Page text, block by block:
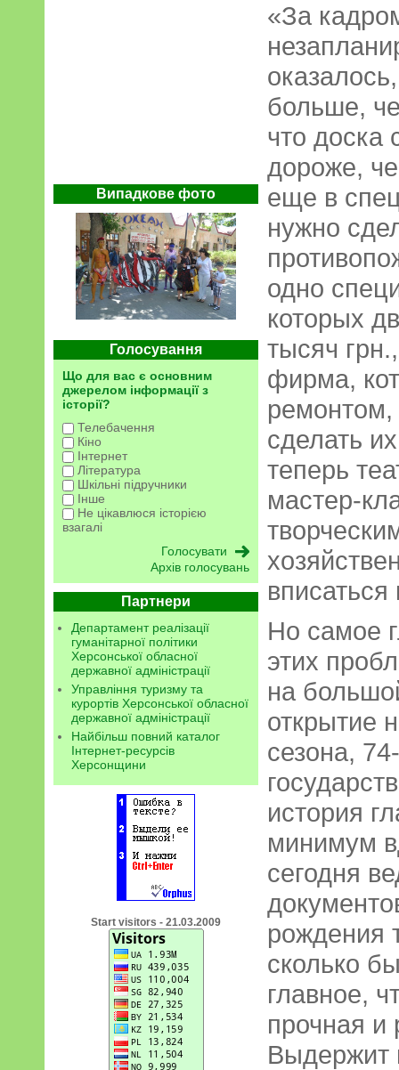
Випадкове фото
Голосування
Що для вас є основним
джерелом інформації з
історії?
Телебачення
Кіно
Інтернет
Література
Шкільні підручники
Інше
Не цікавлюся історією
взагалі
Архів голосувань
Партнери
Департамент реалізації
гуманітарної політики
Херсонської обласної
державної адміністрації
Управління туризму та
курортів Херсонської обласної
державної адміністрації
Найбільш повний каталог
Інтернет-ресурсів
Херсонщини
Start visitors - 21.03.2009
«За
больше,
что доска
дороже,
еще в
нужно
одно
которых
тысяч
фирма,
сделать
теперь
мастер-
Но самое
этих
на
открытие
сезона,
история
минимум
сегодня
рождения
сколько
главное,
прочная и
Выдержит